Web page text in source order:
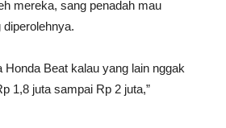
mereka, sang penadah mau
Honda Beat kalau yang lain nggak
1,8 juta sampai Rp 2 juta,”